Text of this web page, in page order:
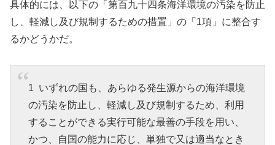
具体的には、以下の「第百九十四条海洋環境の汚染を防止
し、軽減し及び規制するための措置」の「1項」に整合す
るかどうかだ。
1 いずれの国も、あらゆる発生源からの海洋環境
の汚染を防止し、軽減し及び規制するため、利用
することができる実行可能な最善の手段を用い、
かつ、自国の能力に応じ、単独で又は適当なとき